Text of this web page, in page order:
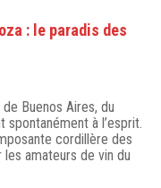
: le paradis des
de Buenos Aires, du
spontanément à l’esprit.
cordillère des
amateurs de vin du